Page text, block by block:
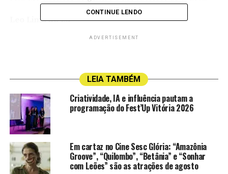
Leo Lima no ES
Vitória)
Ingressos: A partir de R$ 60,00
04 de julho (sábado)
Horário:20h
Local:La Brasa – Linhares (Rua Nair Durão Guimarães,
123, Três Barras – Linhares)
Ingressos:
A partir de R$ 30,00
CONTINUE LENDO
ADVERTISEMENT
LEIA TAMBÉM
Criatividade, IA e influência pautam a
programação do Fest’Up Vitória 2026
Em cartaz no Cine Sesc Glória: “Amazônia
Groove”, “Quilombo”, “Betânia” e “Sonhar
com Leões” são as atrações de agosto